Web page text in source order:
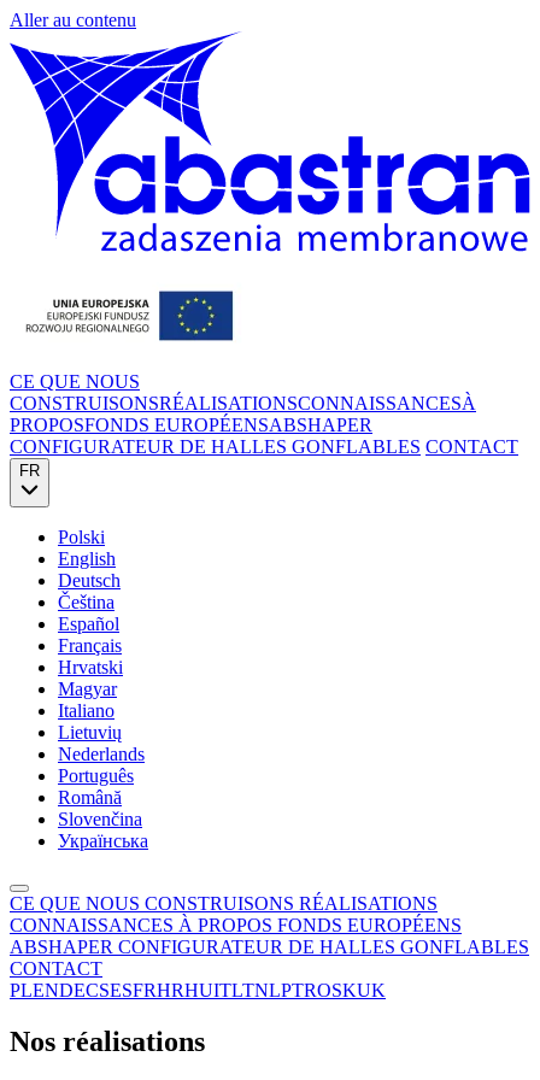
Aller au contenu
CE QUE NOUS
CONSTRUISONSRÉALISATIONSCONNAISSANCESÀ
PROPOSFONDS EUROPÉENSABSHAPER
CONFIGURATEUR DE HALLES GONFLABLES CONTACT
FR
Polski
English
Deutsch
Čeština
Español
Français
Hrvatski
Magyar
Italiano
Lietuvių
Nederlands
Português
Română
Slovenčina
Українська
CE QUE NOUS CONSTRUISONS RÉALISATIONS
CONNAISSANCES À PROPOS FONDS EUROPÉENS
ABSHAPER CONFIGURATEUR DE HALLES GONFLABLES
CONTACT
PLENDECSESFRHRHUITLTNLPTROSKUK
Nos réalisations